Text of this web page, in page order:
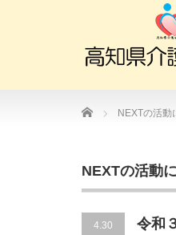
Home NEXTの活動
NEXTの活動
4.30
令和